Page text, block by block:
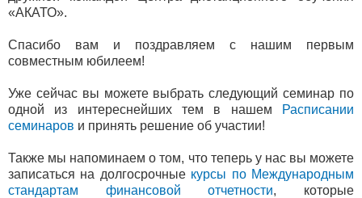
«АКАТО».
Спасибо вам и поздравляем с нашим первым
совместным юбилеем!
Уже сейчас вы можете выбрать следующий семинар по
одной из интереснейших тем в нашем
Расписании
семинаров и принять решение об участии!
Также мы напоминаем о том, что теперь у нас вы можете
записаться на долгосрочные курсы по Международным
стандартам финансовой отчетности, которые